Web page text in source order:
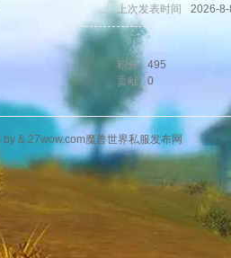
上次发表时间 2026-
积分
495
贡献 0
by & 27wow.com魔兽世界私服发布网